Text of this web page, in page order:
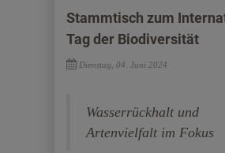
Stammtisch zum
Tag der Biodiversität
Dienstag, 04. Juni 2024
Wasserrückhalt und
Artenvielfalt im Fokus